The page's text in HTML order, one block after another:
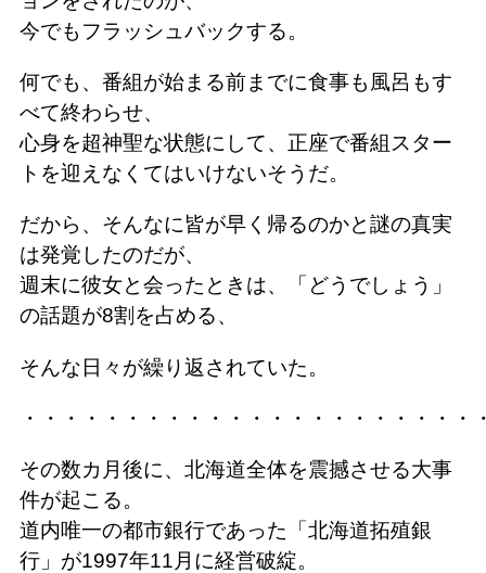
今でもフラッシュバックする。
何でも、番組が始まる前までに食事も風呂もす
べて終わらせ、
心身を超神聖な状態にして、正座で番組スター
トを迎えなくてはいけないそうだ。
だから、そんなに皆が早く帰るのかと謎の真実
は発覚したのだが、
週末に彼女と会ったときは、「どうでしょう」
の話題が8割を占める、
そんな日々が繰り返されていた。
・・・・・・・・・・・・・・・・・・・・・・
その数カ月後に、北海道全体を震撼させる大事
件が起こる。
道内唯一の都市銀行であった「北海道拓殖銀
行」が1997年11月に経営破綻。